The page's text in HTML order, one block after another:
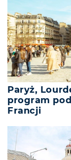
Paryż,
program
Francji